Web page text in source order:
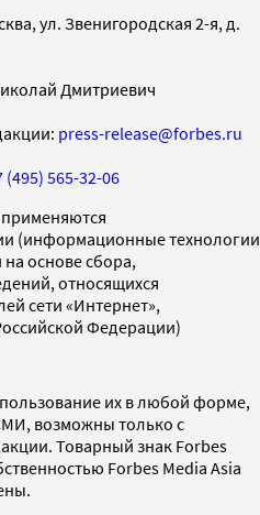
ул. Звенигородская 2-я, д.
Дмитриевич
press-release@forbes.ru
(495) 565-32-06
(информационные технологии
основе сбора,
относящихся
сети «Интернет»,
Федерации)
их в любой форме,
возможны только с
Товарный знак Forbes
Forbes Media Asia